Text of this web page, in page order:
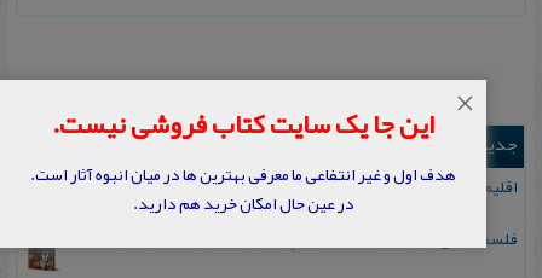
جدیدترین ها
اقلیم مورخان؛ مهارت‌های تاریخ ورزی علمی
فلسفه برای نوآموزان_ کتاب دوم: پرسش درباره واقعیت و معرفت
این جا یک سایت کتاب فروشی نیست.
هدف اول و غیر انتفاعی ما معرفی بهترین ها در میان انبوه آثار است.
در عین حال امکان خرید هم دارید.
×